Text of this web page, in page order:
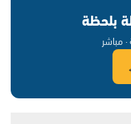
بلحظة
· مباشر